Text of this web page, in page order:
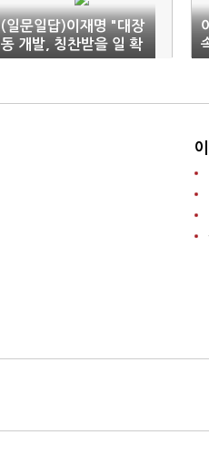
(일문일답)이재명 "대장
동 개발, 칭찬받을 일 확
신…유동규는 개인 일